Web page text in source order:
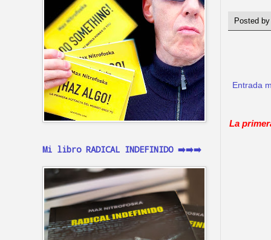
Posted
Entrada
La
Mi libro RADICAL INDEFINIDO ➡️➡️➡️